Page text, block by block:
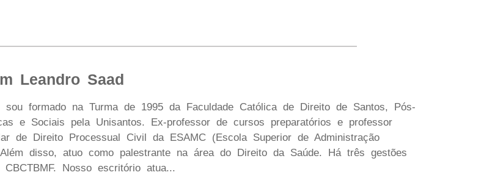
Leandro Saad
sou formado na Turma de 1995 da Faculdade Católica de Direito de Santos, Pós-
e Sociais pela Unisantos. Ex-professor de cursos preparatórios e professor
de Direito Processual Civil da ESAMC (Escola Superior de Administração
disso, atuo como palestrante na área do Direito da Saúde. Há três gestões
Nosso escritório atua...